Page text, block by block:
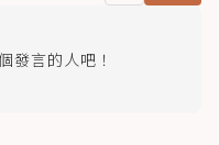
發言的人吧！